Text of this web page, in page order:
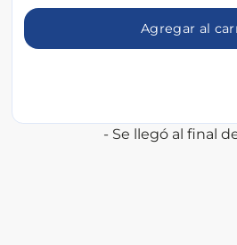
Agregar al
- Se llegó al final